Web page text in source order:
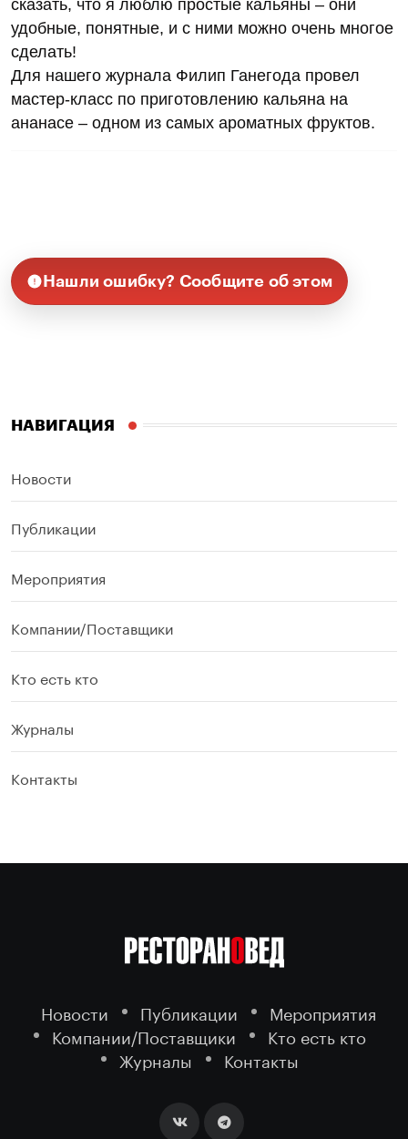
сказать, что я люблю простые кальяны – они
удобные, понятные, и с ними можно очень многое
сделать!
Для нашего журнала Филип Ганегода провел
мастер-класс по приготовлению кальяна на
ананасе – одном из самых ароматных фруктов.
Нашли ошибку? Сообщите об этом
НАВИГАЦИЯ
Новости
Публикации
Мероприятия
Компании/Поставщики
Кто есть кто
Журналы
Контакты
Новости Публикации
Мероприятия
Компании/Поставщики
Кто есть кто
Журналы
Контакты